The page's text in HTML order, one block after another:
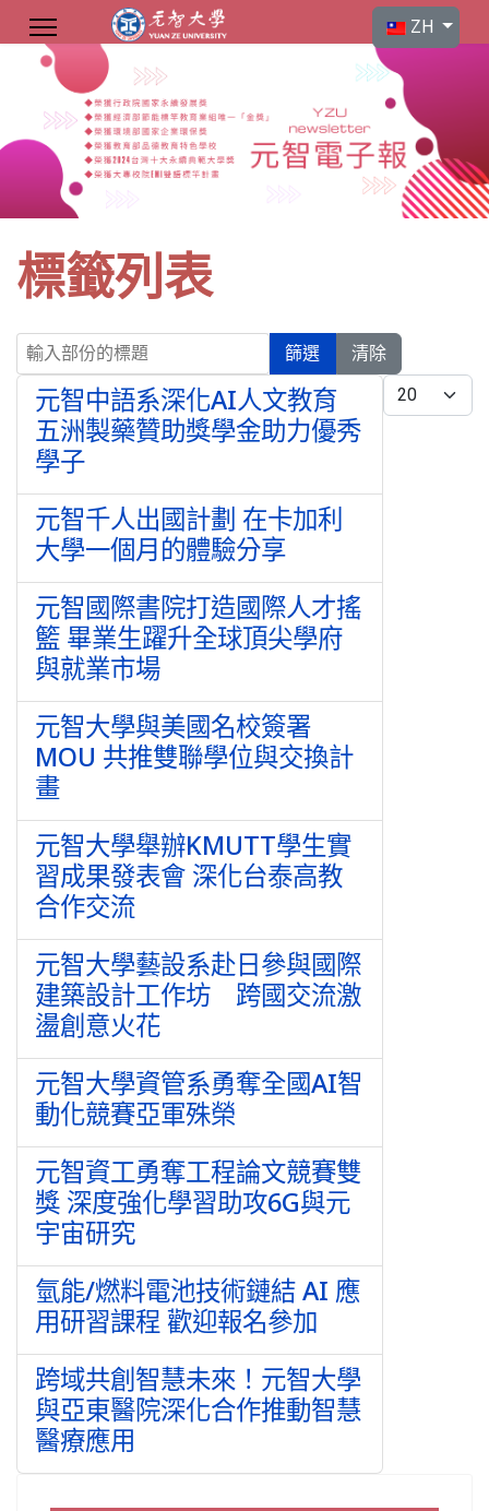
選擇你的語言
ZH
標籤列表
輸入部份的標題
篩選 清除
每頁顯示條數
元智中語系深化AI人文教育
五洲製藥贊助獎學金助力優秀
學子
元智千人出國計劃 在卡加利
大學一個月的體驗分享
元智國際書院打造國際人才搖
籃 畢業生躍升全球頂尖學府
與就業市場
元智大學與美國名校簽署
MOU 共推雙聯學位與交換計
畫
元智大學舉辦KMUTT學生實
習成果發表會 深化台泰高教
合作交流
元智大學藝設系赴日參與國際
建築設計工作坊 跨國交流激
盪創意火花
元智大學資管系勇奪全國AI智
動化競賽亞軍殊榮
元智資工勇奪工程論文競賽雙
獎 深度強化學習助攻6G與元
宇宙研究
氫能/燃料電池技術鏈結 AI 應
用研習課程 歡迎報名參加
跨域共創智慧未來！元智大學
與亞東醫院深化合作推動智慧
醫療應用